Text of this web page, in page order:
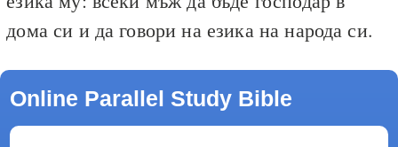
дома си и да говори на езика на народа си.
Online Parallel Study Bible